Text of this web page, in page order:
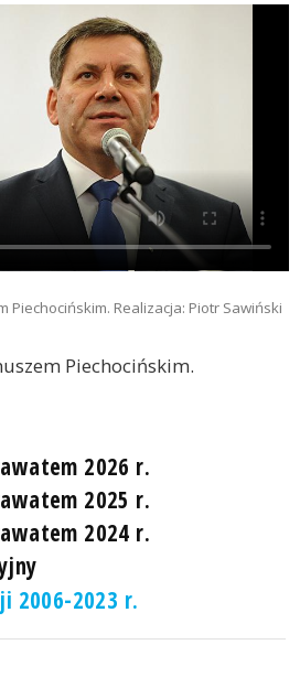
Piechocińskim. Realizacja: Piotr Sawiński
Piechocińskim.
2026 r.
2025 r.
2024 r.
2006-2023 r.